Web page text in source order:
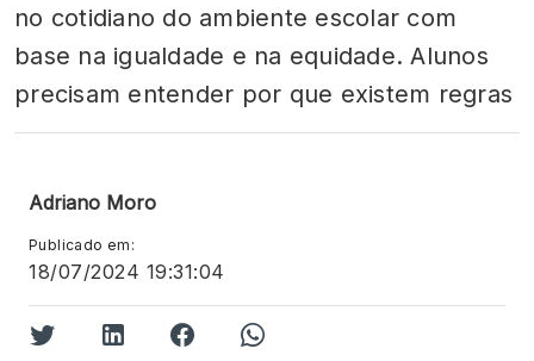
no cotidiano do ambiente escolar com
base na igualdade e na equidade. Alunos
precisam entender por que existem regras
Adriano Moro
Publicado em:
18/07/2024 19:31:04